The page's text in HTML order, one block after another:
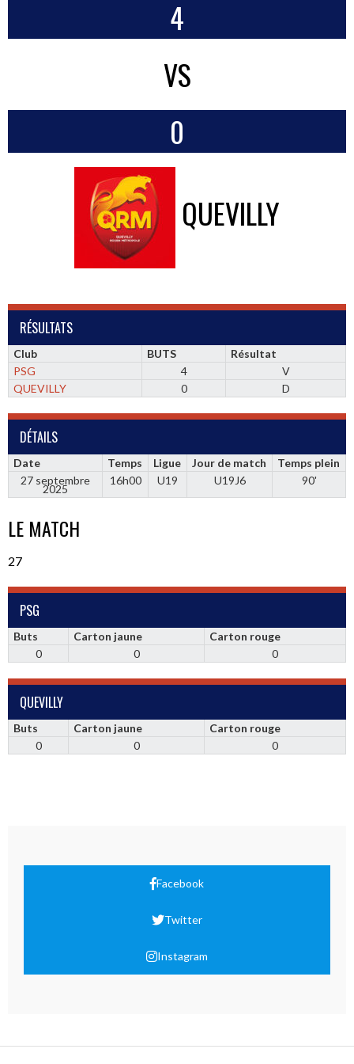
4
VS
0
QUEVILLY
RÉSULTATS
Club BUTS
Résultat
PSG
4
V
QUEVILLY
0 D
DÉTAILS
Date Temps Ligue Jour de match
Temps plein
27 septembre
2025
16h00 U19 U19J6 90'
LE MATCH
27
PSG
Buts Carton jaune
Carton rouge
0
0 0
QUEVILLY
Buts Carton jaune
Carton rouge
0
0 0
Facebook
Twitter
Instagram